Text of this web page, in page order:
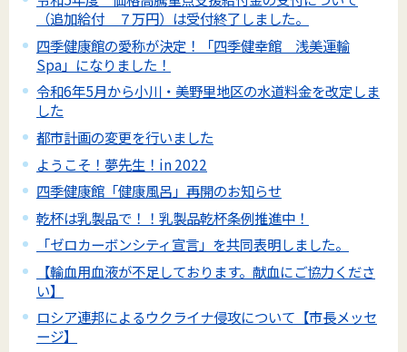
（追加給付 ７万円）は受付終了しました。
四季健康館の愛称が決定！「四季健幸館 浅美運輸
Spa」になりました！
令和6年5月から小川・美野里地区の水道料金を改定しま
した
都市計画の変更を行いました
ようこそ！夢先生！in 2022
四季健康館「健康風呂」再開のお知らせ
乾杯は乳製品で！！乳製品乾杯条例推進中！
「ゼロカーボンシティ宣言」を共同表明しました。
【輸血用血液が不足しております。献血にご協力くださ
い】
ロシア連邦によるウクライナ侵攻について【市長メッセ
ージ】